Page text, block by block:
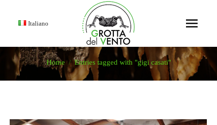
Italiano
You are here:
Home Entries tagged with "gigi casati"